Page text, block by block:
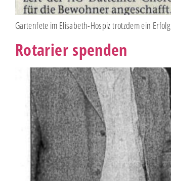
Gartenfete im Elisabeth-Hospiz trotzdem ein Erfolg
Rotarier spenden